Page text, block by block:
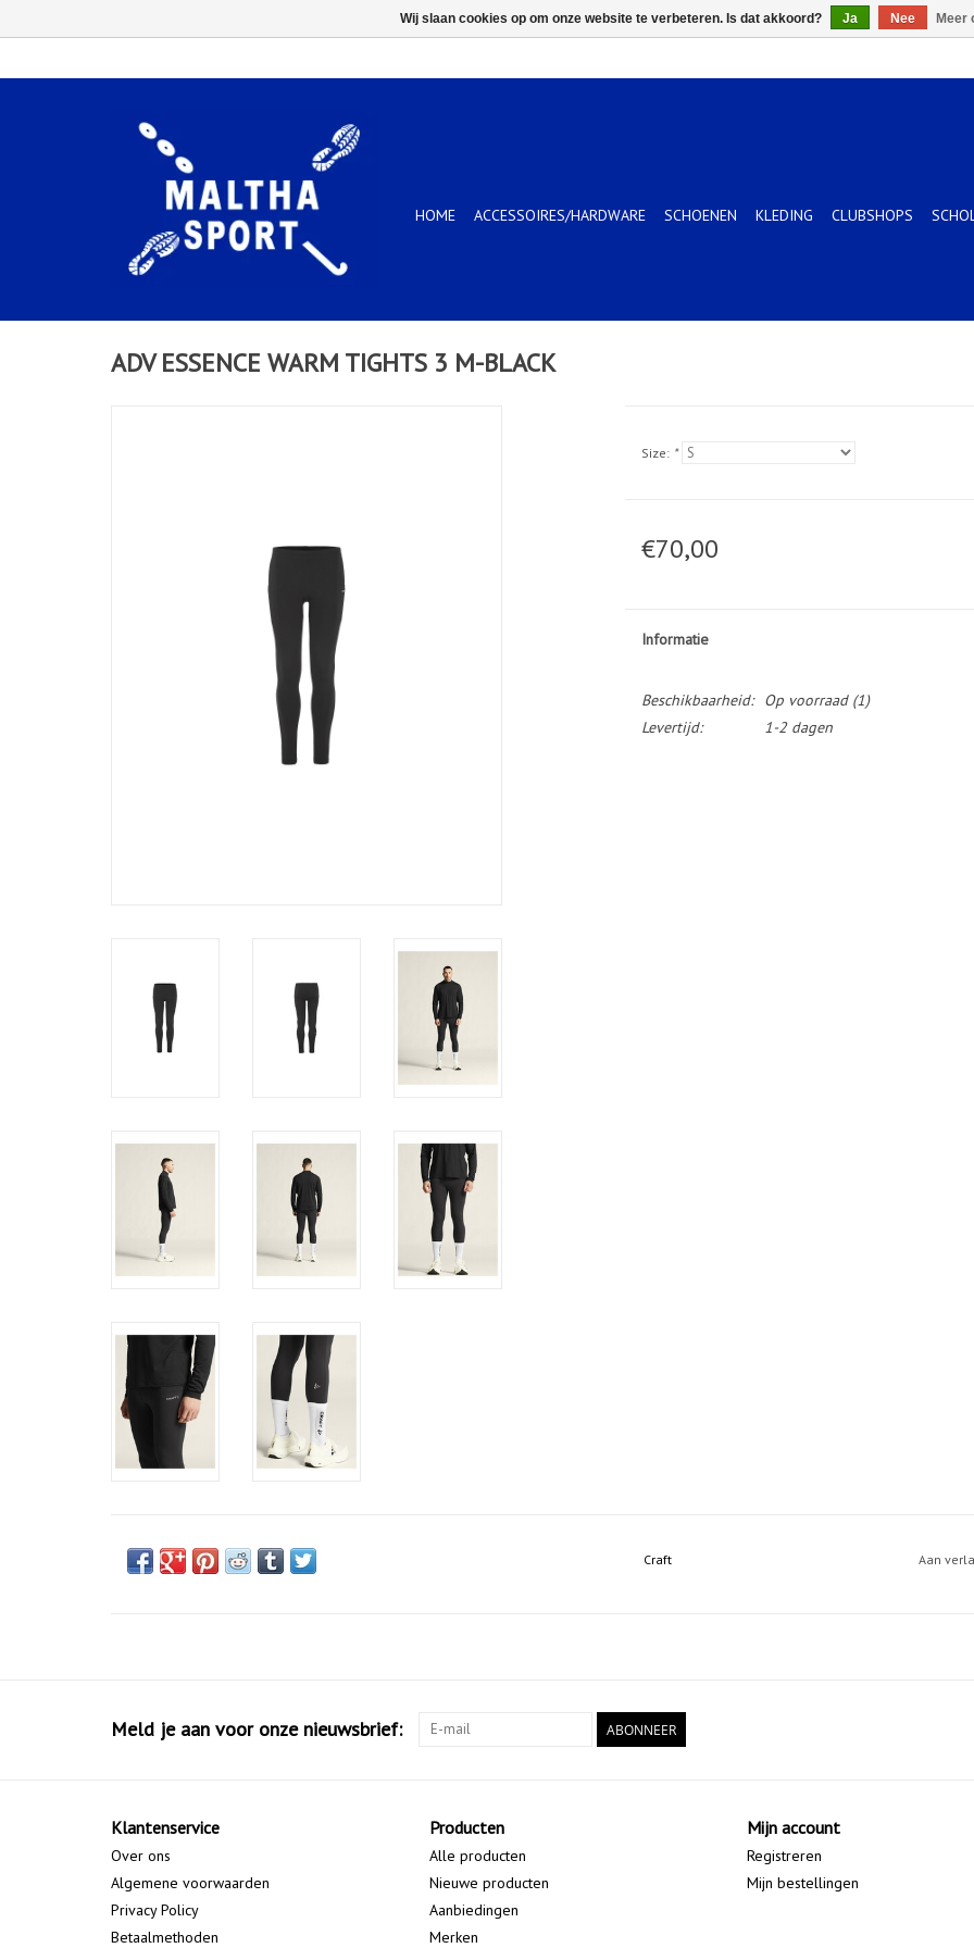
HOME ACCESSOIRES/HARDWARE SCHOENEN KLEDING CLUBSHOPS
ADV ESSENCE WARM TIGHTS 3 M-BLACK
Size: *
€70,00
Informatie
Beschikbaarheid: Op voorraad(1)
Levertijd:
1-2 dagen
Craft Aan
Meld je aan voor onze nieuwsbrief: ABONNEER
Klantenservice
Over ons
Algemene voorwaarden
Privacy Policy
Betaalmethoden
Producten
Alle producten
Nieuwe producten
Aanbiedingen
Merken
Mijn account
Registreren
Mijn bestellingen
Wij slaan cookies op om onze website te verbeteren. Is dat akkoord? Ja Nee Meer